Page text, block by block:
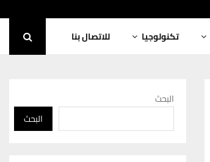
تكنولوجيا للاتصال بنا
البحث
البحث